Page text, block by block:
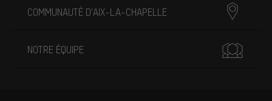
COMMUNAUTÉ D'AIX-LA-CHAPELLE
NOTRE ÉQUIPE